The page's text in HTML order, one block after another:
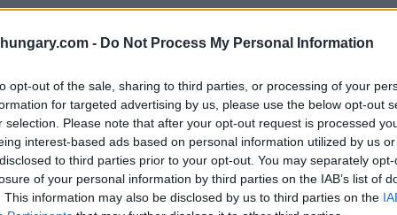
- Do Not Process My Personal Information
opt-out of the sale, sharing to third parties, or processing of your
for targeted advertising by us, please use the below opt-out
selection. Please note that after your opt-out request is processed
interest-based ads based on personal information utilized by us
to third parties prior to your opt-out. You may separately
of your personal information by third parties on the IAB’s list of
This information may also be disclosed by us to third parties on the
adibiti a uffici, con solo poche proprietà
casa indipendente, un edificio residenziale e forse
commerciali o abbandonati.
nelle ultime ore, mentre Orbán e Magyar fanno